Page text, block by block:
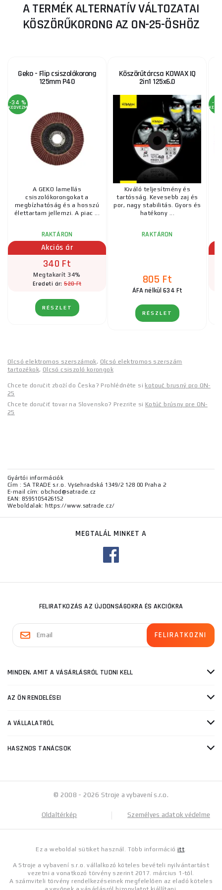
A TERMÉK ALTERNATÍV VÁLTOZATAI
KÖSZÖRŰKORONG AZ ON-25-ÖSHÖZ
Geko - Flip csiszolókorong
125mm P40
-34 %
KEDVEZMÉNY
A GEKO lamellás
csiszolókorongokat a
megbízhatóság és a hosszú
élettartam jellemzi. A piac ...
RAKTÁRON
Akciós ár
340 Ft
Megtakarít 34%
Eredeti ár:520 Ft
RÉSZLET
Köszörűtárcsa KOWAX IQ
2in1 125x6.0
Kiváló teljesítmény és
tartósság. Kevesebb zaj és
por, nagy stabilitás. Gyors és
hatékony ...
RAKTÁRON
805 Ft
ÁFA nélkül 634 Ft
RÉSZLET
-9
Olcsó elektromos szerszámok, Olcsó elektromos szerszám
tartozékok, Olcsó csiszoló korongok
Chcete doručit zboží do Česka? Prohlédněte si kotouč brusný pro ON-
25
Chcete doručiť tovar na Slovensko? Prezrite si Kotúč brúsny pre ON-
25
Gyártói információk
Cím : SA TRADE s.r.o. Vyšehradská 1349/2 128 00 Praha 2
E-mail cím: obchod@satrade.cz
EAN: 8595105426152
Weboldalak: https://www.satrade.cz/
MEGTALÁL MINKET A
FELIRATKOZÁS AZ ÚJDONSÁGOKRA ÉS AKCIÓKRA
MINDEN, AMIT A VÁSÁRLÁSRÓL TUDNI KELL
AZ ÖN RENDELÉSEI
A VÁLLALATRÓL
HASZNOS TANÁCSOK
© 2008 - 2026 Stroje a vybavení s.r.o.
Oldaltérkép Személyes adatok védelme
Ez a weboldal sütiket használ. Több információitt.
A Stroje a vybavení s.r.o. vállalkozó köteles bevételi nyilvántartást
vezetni a vonatkozó törvény szerint 2017. március 1-től.
A számviteli törvény rendelkezéseinek megfelelően az eladó köteles